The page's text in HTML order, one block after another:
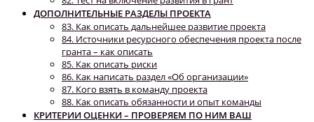
ДОПОЛНИТЕЛЬНЫЕ РАЗДЕЛЫ ПРОЕКТА
83. Как описать дальнейшее развитие проекта
84. Источники ресурсного обеспечения проекта после
гранта – как описать
85. Как описать риски
86. Как написать раздел «Об организации»
87. Кого взять в команду проекта
88. Как описать обязанности и опыт команды
КРИТЕРИИ ОЦЕНКИ – ПРОВЕРЯЕМ ПО НИМ ВАШ